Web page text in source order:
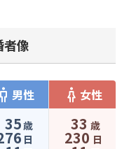
者像
35歳
日
33 歳
230 日
男性 女性